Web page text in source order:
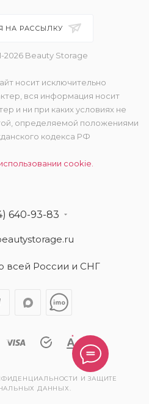
НА РАССЫЛКУ
2026 Beauty Storage
носит исключительно
вся информация носит
и ни при каких условиях не
определяемой положениями
кодекса РФ
cookie.
640-93-83
всей России и СНГ
И ЗАЩИТЕ
ДАННЫХ.